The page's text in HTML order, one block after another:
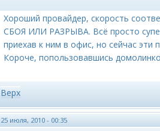
Хороший провайдер, скорость
СБОЯ ИЛИ РАЗРЫВА. Всё просто
приехав к ним в офис, но сейчас
Короче, попользовавшись
Верх
25 июля, 2010 - 00:35